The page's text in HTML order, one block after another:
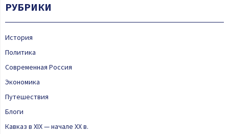
РУБРИКИ
История
Политика
Современная Россия
Экономика
Путешествия
Блоги
Кавказ в XIX — начале XX в.